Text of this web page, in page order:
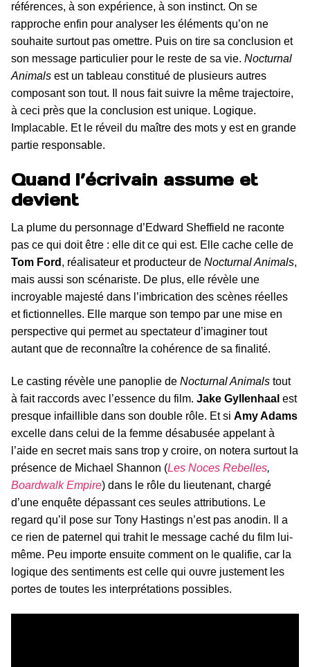
références, à son expérience, à son instinct. On se
rapproche enfin pour analyser les éléments qu’on ne
souhaite surtout pas omettre. Puis on tire sa conclusion et
son message particulier pour le reste de sa vie. Nocturnal
Animals est un tableau constitué de plusieurs autres
composant son tout. Il nous fait suivre la même trajectoire,
à ceci près que la conclusion est unique. Logique.
Implacable. Et le réveil du maître des mots y est en grande
partie responsable.
Quand l’écrivain assume et
devient
La plume du personnage d’Edward Sheffield ne raconte
pas ce qui doit être : elle dit ce qui est. Elle cache celle de
Tom Ford , réalisateur et producteur de Nocturnal Animals,
mais aussi son scénariste. De plus, elle révèle une
incroyable majesté dans l’imbrication des scènes réelles
et fictionnelles. Elle marque son tempo par une mise en
perspective qui permet au spectateur d’imaginer tout
autant que de reconnaître la cohérence de sa finalité.
Le casting révèle une panoplie de Nocturnal Animals tout
à fait raccords avec l’essence du film. Jake Gyllenhaal est
presque infaillible dans son double rôle. Et si Amy Adams
excelle dans celui de la femme désabusée appelant à
l’aide en secret mais sans trop y croire, on notera surtout la
présence de Michael Shannon (Les Noces Rebelles,
Boardwalk Empire) dans le rôle du lieutenant, chargé
d’une enquête dépassant ces seules attributions. Le
regard qu’il pose sur Tony Hastings n’est pas anodin. Il a
ce rien de paternel qui trahit le message caché du film lui-
même. Peu importe ensuite comment on le qualifie, car la
logique des sentiments est celle qui ouvre justement les
portes de toutes les interprétations possibles.